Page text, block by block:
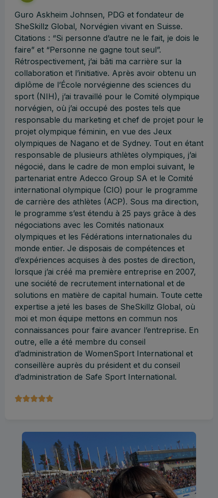
Guro Askheim Johnsen, PDG et fondateur de
SheSkillz Global, Norvégien vivant en Suisse.
Citations : “Si personne d’autre ne le fait, je dois le
faire” et “Personne ne gagne tout seul”.
Rétrospectivement, j’ai bâti ma carrière sur la
collaboration et l’initiative. Après avoir obtenu un
diplôme de l’École norvégienne des sciences du
sport (NIH), j’ai travaillé pour le Comité olympique
norvégien, où j’ai occupé des postes tels que
responsable du marketing et chef de projet pour le
projet olympique féminin, en vue des Jeux
olympiques de Nagano et de Sydney. Tout en étant
responsable de plusieurs athlètes olympiques, j’ai
négocié, dans le cadre de mon emploi suivant, le
partenariat entre Adecco Group SA et le Comité
international olympique (CIO) pour le programme
de carrière des athlètes (ACP). Sous ma direction,
le programme s’est étendu à 25 pays grâce à des
négociations avec les Comités nationaux
olympiques et les Fédérations internationales du
monde entier. Je disposais de compétences et
d’expériences acquises à des postes de direction,
lorsque j’ai créé ma première entreprise en 2007,
une société de recrutement international et de
solutions en matière de capital humain. Toute cette
expertise a jeté les bases de SheSkillz Global, où
moi et mon équipe mettons en commun nos
connaissances pour faire avancer l’entreprise. En
outre, elle a été membre du conseil
d’administration de WomenSport International et
conseillère auprès du président et du conseil
d’administration de Safe Sport International.